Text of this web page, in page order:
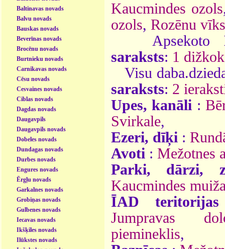
Baltinavas novads
Balvu novads
Bauskas novads
Beverīnas novads
Brocēnu novads
Burtnieku novads
Carnikavas novads
Cēsu novads
Cesvaines novads
Ciblas novads
Dagdas novads
Daugavpils
Daugavpils novads
Dobeles novads
Dundagas novads
Durbes novads
Engures novads
Ērgļu novads
Garkalnes novads
Grobiņas novads
Gulbenes novads
Iecavas novads
Ikšķiles novads
Ilūkstes novads
Kaucmindes ozols
ozols, Rozēnu
Apsekoto
saraksts: 1
Visu
saraksts: 2
Upes, kanāli :
Svirkale,
Ezeri, dīķi :
Avoti : Mežotnes
Parki, dārzi,
Kaucmindes
ĪAD teritorijas
Jumpravas
piemineklis,